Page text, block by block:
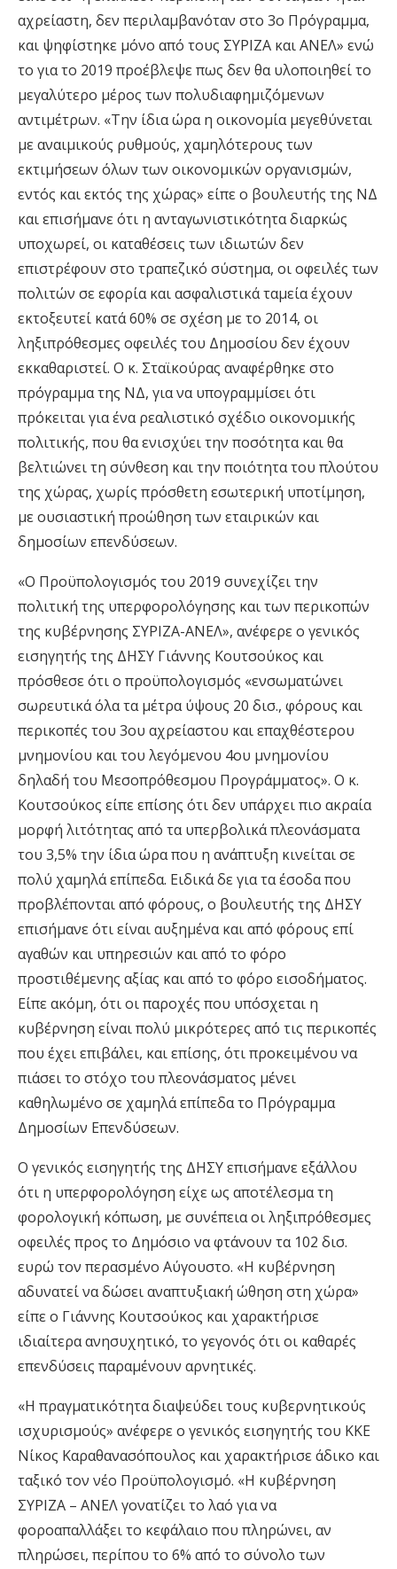
αχρείαστη, δεν περιλαμβανόταν στο 3ο Πρόγραμμα,
και ψηφίστηκε μόνο από τους ΣΥΡΙΖΑ και ΑΝΕΛ» ενώ
το για το 2019 προέβλεψε πως δεν θα υλοποιηθεί το
μεγαλύτερο μέρος των πολυδιαφημιζόμενων
αντιμέτρων. «Την ίδια ώρα η οικονομία μεγεθύνεται
με αναιμικούς ρυθμούς, χαμηλότερους των
εκτιμήσεων όλων των οικονομικών οργανισμών,
εντός και εκτός της χώρας» είπε ο βουλευτής της ΝΔ
και επισήμανε ότι η ανταγωνιστικότητα διαρκώς
υποχωρεί, οι καταθέσεις των ιδιωτών δεν
επιστρέφουν στο τραπεζικό σύστημα, οι οφειλές των
πολιτών σε εφορία και ασφαλιστικά ταμεία έχουν
εκτοξευτεί κατά 60% σε σχέση με το 2014, οι
ληξιπρόθεσμες οφειλές του Δημοσίου δεν έχουν
εκκαθαριστεί. Ο κ. Σταϊκούρας αναφέρθηκε στο
πρόγραμμα της ΝΔ, για να υπογραμμίσει ότι
πρόκειται για ένα ρεαλιστικό σχέδιο οικονομικής
πολιτικής, που θα ενισχύει την ποσότητα και θα
βελτιώνει τη σύνθεση και την ποιότητα του πλούτου
της χώρας, χωρίς πρόσθετη εσωτερική υποτίμηση,
με ουσιαστική προώθηση των εταιρικών και
δημοσίων επενδύσεων.
«Ο Προϋπολογισμός του 2019 συνεχίζει την
πολιτική της υπερφορολόγησης και των περικοπών
της κυβέρνησης ΣΥΡΙΖΑ-ΑΝΕΛ», ανέφερε ο γενικός
εισηγητής της ΔΗΣΥ Γιάννης Κουτσούκος και
πρόσθεσε ότι ο προϋπολογισμός «ενσωματώνει
σωρευτικά όλα τα μέτρα ύψους 20 δισ., φόρους και
περικοπές του 3ου αχρείαστου και επαχθέστερου
μνημονίου και του λεγόμενου 4ου μνημονίου
δηλαδή του Μεσοπρόθεσμου Προγράμματος». Ο κ.
Κουτσούκος είπε επίσης ότι δεν υπάρχει πιο ακραία
μορφή λιτότητας από τα υπερβολικά πλεονάσματα
του 3,5% την ίδια ώρα που η ανάπτυξη κινείται σε
πολύ χαμηλά επίπεδα. Ειδικά δε για τα έσοδα που
προβλέπονται από φόρους, ο βουλευτής της ΔΗΣΥ
επισήμανε ότι είναι αυξημένα και από φόρους επί
αγαθών και υπηρεσιών και από το φόρο
προστιθέμενης αξίας και από το φόρο εισοδήματος.
Είπε ακόμη, ότι οι παροχές που υπόσχεται η
κυβέρνηση είναι πολύ μικρότερες από τις περικοπές
που έχει επιβάλει, και επίσης, ότι προκειμένου να
πιάσει το στόχο του πλεονάσματος μένει
καθηλωμένο σε χαμηλά επίπεδα το Πρόγραμμα
Δημοσίων Επενδύσεων.
Ο γενικός εισηγητής της ΔΗΣΥ επισήμανε εξάλλου
ότι η υπερφορολόγηση είχε ως αποτέλεσμα τη
φορολογική κόπωση, με συνέπεια οι ληξιπρόθεσμες
οφειλές προς το Δημόσιο να φτάνουν τα 102 δισ.
ευρώ τον περασμένο Αύγουστο. «Η κυβέρνηση
αδυνατεί να δώσει αναπτυξιακή ώθηση στη χώρα»
είπε ο Γιάννης Κουτσούκος και χαρακτήρισε
ιδιαίτερα ανησυχητικό, το γεγονός ότι οι καθαρές
επενδύσεις παραμένουν αρνητικές.
«Η πραγματικότητα διαψεύδει τους κυβερνητικούς
ισχυρισμούς» ανέφερε ο γενικός εισηγητής του ΚΚΕ
Νίκος Καραθανασόπουλος και χαρακτήρισε άδικο και
ταξικό τον νέο Προϋπολογισμό. «Η κυβέρνηση
ΣΥΡΙΖΑ – ΑΝΕΛ γονατίζει το λαό για να
φοροαπαλλάξει το κεφάλαιο που πληρώνει, αν
πληρώσει, περίπου το 6% από το σύνολο των